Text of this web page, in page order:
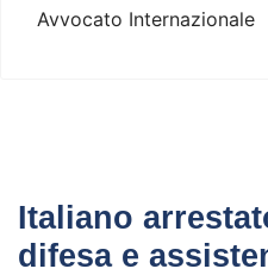
Avvocato Internazionale
Italiano
difesa e